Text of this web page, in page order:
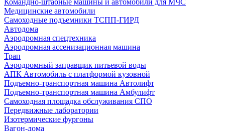
Командно-штабные машины и автомобили для МЧС
Медицинские автомобили
Самоходные подъемники ТСПП-ГИРД
Автодома
Аэродромная спецтехника
Аэродромная ассенизационная машина
Трап
Аэродромный заправщик питьевой воды
АПК Автомобиль с платформой кузовной
Подъемно-транспортная машина Автолифт
Подъемно-транспортная машина Амбулифт
Самоходная площадка обслуживания СПО
Передвижные лаборатории
Изотермические фургоны
Вагон-дома